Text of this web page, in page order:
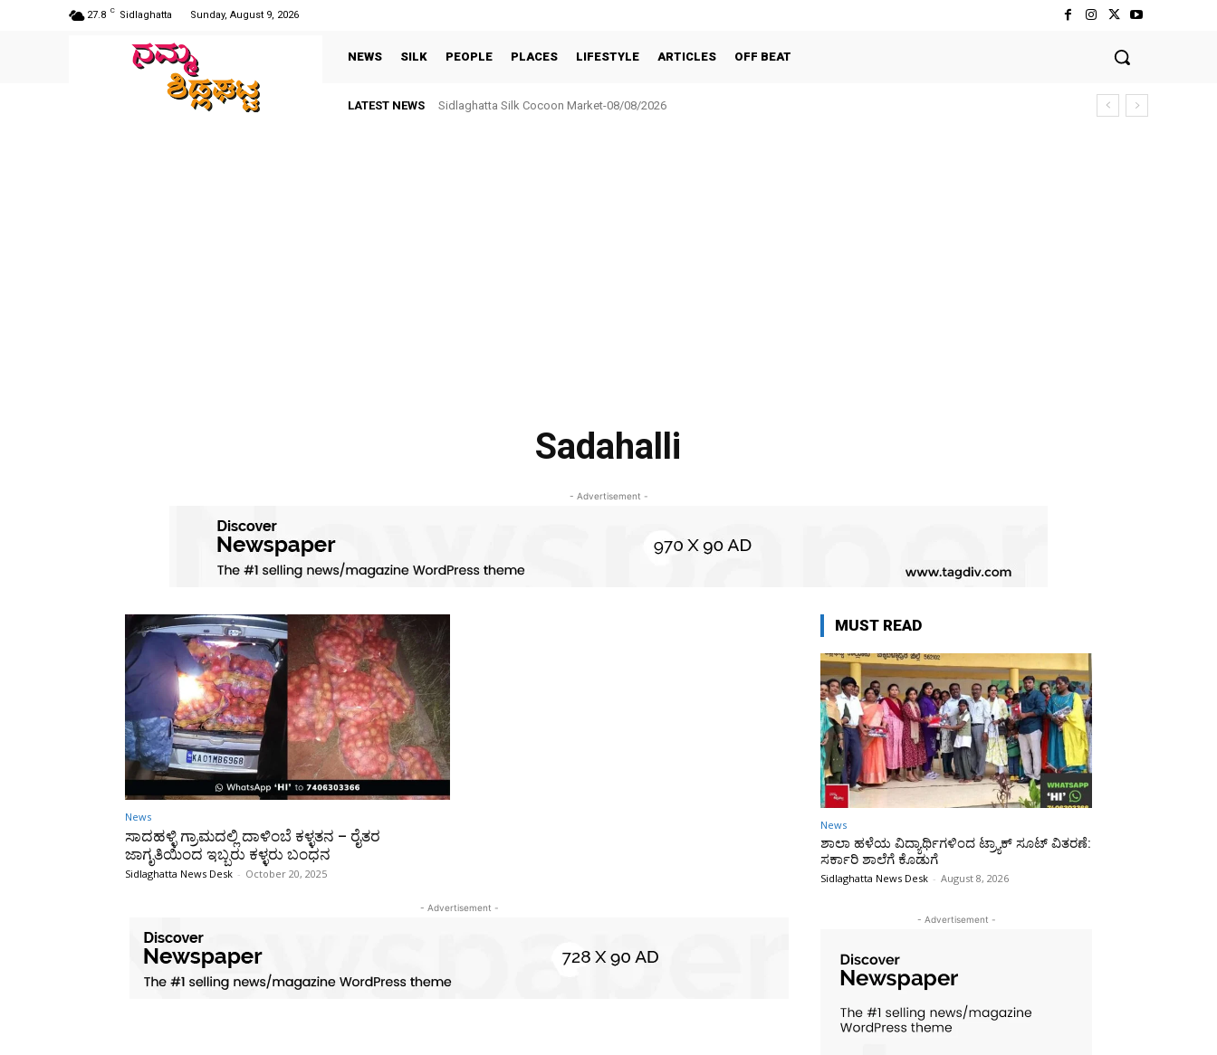
27.8 C Sidlaghatta Sunday, August 9, 2026
NEWS SILK PEOPLE PLACES LIFESTYLE ARTICLES OFF BEAT
LATEST NEWS Sidlaghatta Silk Cocoon Market-08/08/2026
Sadahalli
- Advertisement -
News
ಸಾದಹಳ್ಳಿ ಗ್ರಾಮದಲ್ಲಿ ದಾಳಿಂಬೆ ಕಳ್ಳತನ – ರೈತರ
ಜಾಗೃತಿಯಿಂದ ಇಬ್ಬರು ಕಳ್ಳರು ಬಂಧನ
Sidlaghatta News Desk - October 20, 2025
- Advertisement -
MUST READ
News
ಶಾಲಾ ಹಳೆಯ ವಿದ್ಯಾರ್ಥಿಗಳಿಂದ ಟ್ರ್ಯಾಕ್‌ ಸೂಟ್ ವಿತರಣೆ:
ಸರ್ಕಾರಿ ಶಾಲೆಗೆ ಕೊಡುಗೆ
Sidlaghatta News Desk - August 8, 2026
- Advertisement -